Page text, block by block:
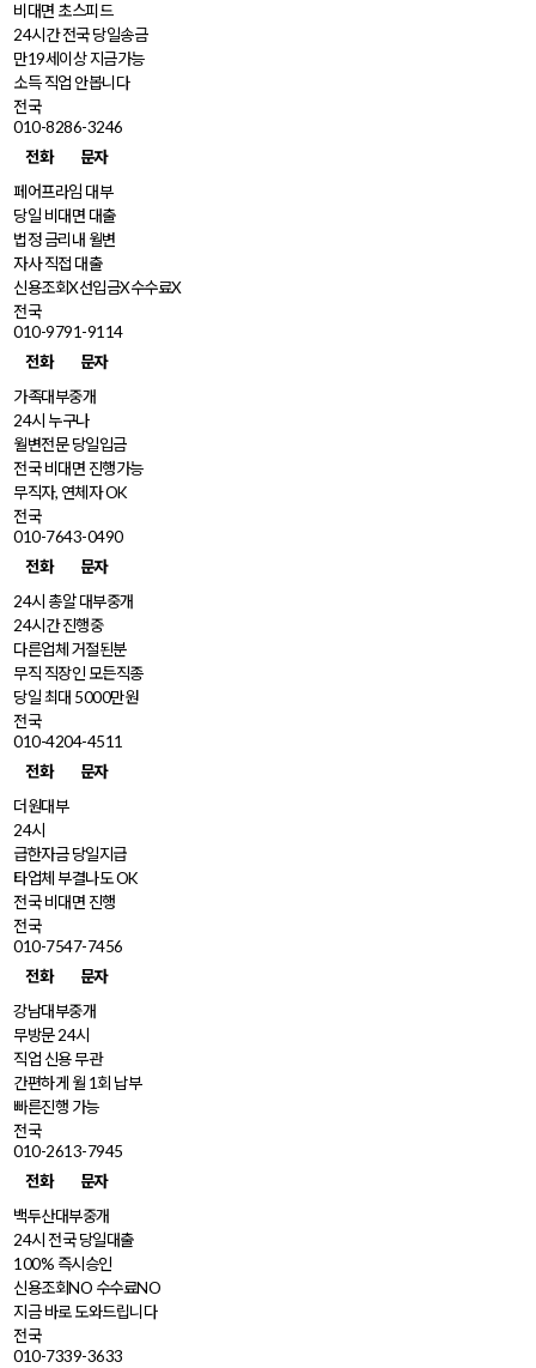
비대면 초스피드
24시간 전국 당일송금
만19세이상 지금가능
소득 직업 안봅니다
전국
010-8286-3246
전화
문자
페어프라임 대부
당일 비대면 대출
법정 금리내 월변
자사 직접 대출
신용조회X선입금X수수료X
전국
010-9791-9114
전화
문자
가족대부중개
24시 누구나
월변전문 당일입금
전국 비대면 진행가능
무직자, 연체자 OK
전국
010-7643-0490
전화
문자
24시 총알 대부중개
24시간 진행중
다른업체 거절된분
무직 직장인 모든직종
당일 최대 5000만원
전국
010-4204-4511
전화
문자
더원대부
24시
급한자금 당일지급
타업체 부결나도 OK
전국 비대면 진행
전국
010-7547-7456
전화
문자
강남대부중개
무방문 24시
직업 신용 무관
간편하게 월 1회 납부
빠른진행 가능
전국
010-2613-7945
전화
문자
백두산대부중개
24시 전국 당일대출
100% 즉시승인
신용조회NO 수수료NO
지금 바로 도와드립니다
전국
010-7339-3633